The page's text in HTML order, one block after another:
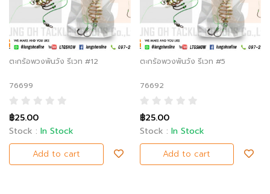
ตะกร้อพวงพันวัง รีเวท #12
76699
฿25.00
Stock : In Stock
Add to cart
ตะกร้อพวงพันวัง รีเวท #5
76692
฿25.00
Stock : In Stock
Add to cart